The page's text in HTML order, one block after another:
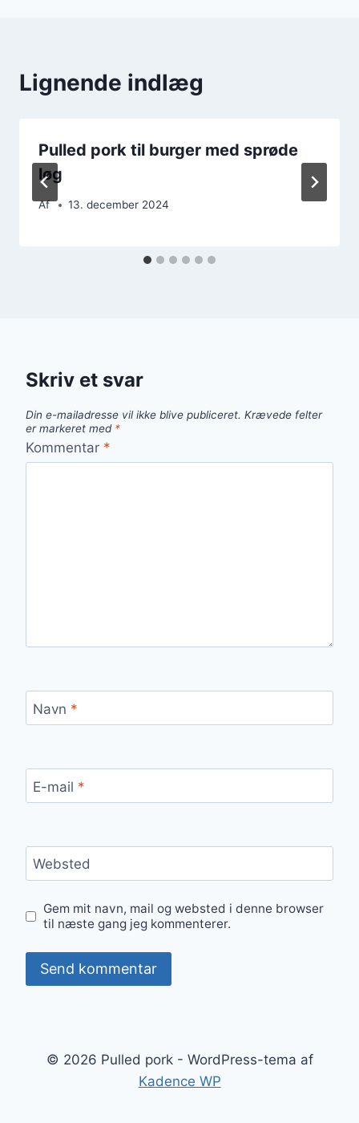
Lignende indlæg
Pulled pork til burger med sprøde
løg
Af 13. december 2024
Skriv et svar
Din e-mailadresse vil ikke blive publiceret. Krævede felter
er markeret med *
Kommentar *
Navn *
E-mail *
Websted
Gem mit navn, mail og websted i denne browser
til næste gang jeg kommenterer.
© 2026 Pulled pork - WordPress-tema af
Kadence WP